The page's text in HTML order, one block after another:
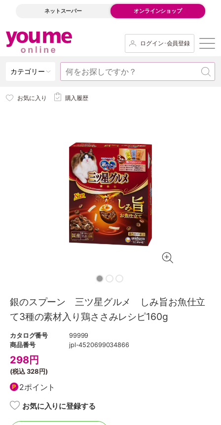
ネットスーパー オンラインショップ
ログイン･会員登録
カテゴリー
お気に入り 購入履歴
銀のスプーン 三ツ星グルメ しみ旨お魚仕立
て3種の素材入り鶏ささみレシピ160g
カタログ番号
99999
商品番号
jpl-4520699034866
298円
(税込328円)
2ポイント
お気に入りに登録する